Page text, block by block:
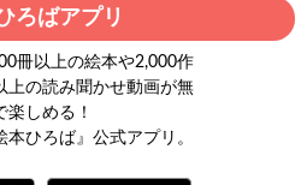
ろばアプリ
冊以上の絵本や2,000作
上の読み聞かせ動画が無
楽しめる！
本ひろば』公式アプリ。